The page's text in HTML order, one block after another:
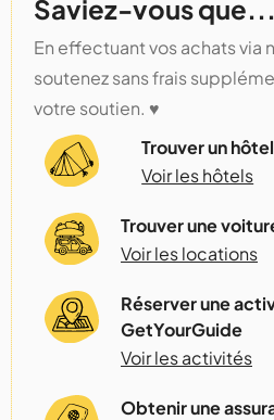
Saviez-vous que...
En effectuant vos achats via
soutenez sans frais
votre soutien. ♥️
Trouver un
Voir les hôtels
Trouver une
Voir les locations
Réserver une
GetYourGuide
Voir les activités
Obtenir une